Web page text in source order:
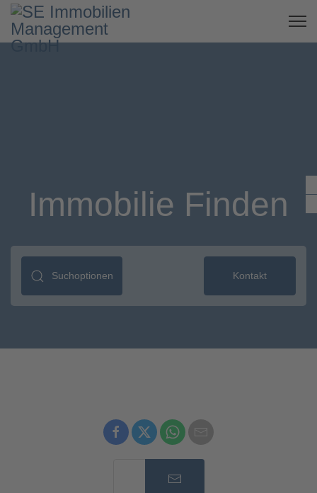
Immobilie Finden
Suchoptionen Kontakt